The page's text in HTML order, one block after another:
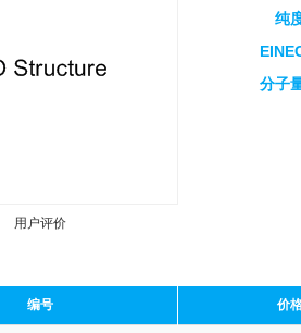
用户评价
纯
分子
编号 价